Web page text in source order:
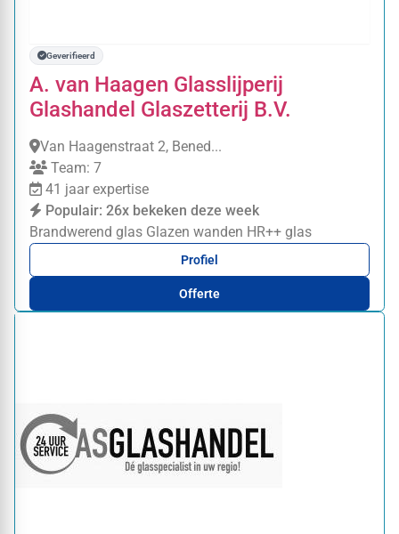
Geverifieerd
A. van Haagen Glasslijperij
Glashandel Glaszetterij B.V.
Van Haagenstraat 2, Bened...
Team: 7
41 jaar expertise
Populair: 26x bekeken deze week
Brandwerend glas Glazen wanden HR++ glas
Profiel
Offerte